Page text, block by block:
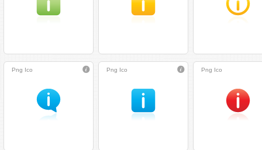
Png Ico Png Ico Png Ico